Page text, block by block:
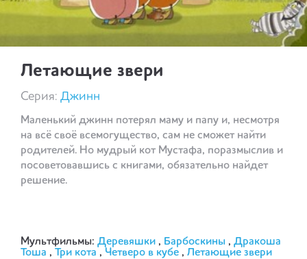
Летающие звери
Серия: Джинн
Маленький джинн потерял маму и папу и, несмотря
на всё своё всемогущество, сам не сможет найти
родителей. Но мудрый кот Мустафа, поразмыслив и
посоветовавшись с книгами, обязательно найдет
решение.
Мультфильмы: Деревяшки , Барбоскины , Дракоша
Тоша , Три кота , Четверо в кубе , Летающие звери